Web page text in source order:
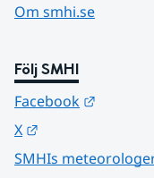
Om smhi.se
Följ SMHI
Facebook
X
SMHIs